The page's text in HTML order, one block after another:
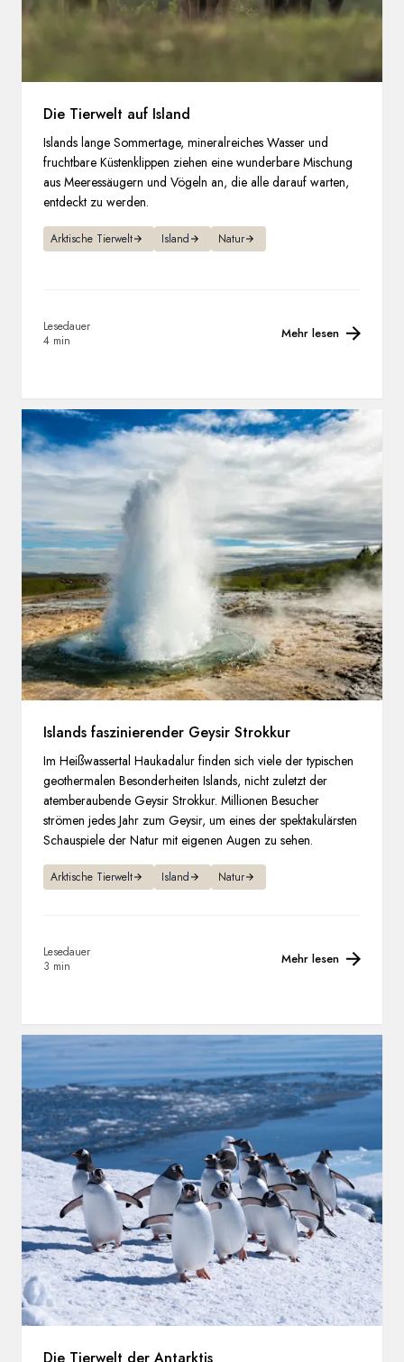
Die Tierwelt auf Island
Islands lange Sommertage, mineralreiches Wasser und
fruchtbare Küstenklippen ziehen eine wunderbare Mischung
aus Meeressäugern und Vögeln an, die alle darauf warten,
entdeckt zu werden.
Arktische Tierwelt Island Natur
Lesedauer
4 min
Mehr lesen
Islands faszinierender Geysir Strokkur
Im Heißwassertal Haukadalur finden sich viele der typischen
geothermalen Besonderheiten Islands, nicht zuletzt der
atemberaubende Geysir Strokkur. Millionen Besucher
strömen jedes Jahr zum Geysir, um eines der spektakulärsten
Schauspiele der Natur mit eigenen Augen zu sehen.
Arktische Tierwelt Island Natur
Lesedauer
3 min
Mehr lesen